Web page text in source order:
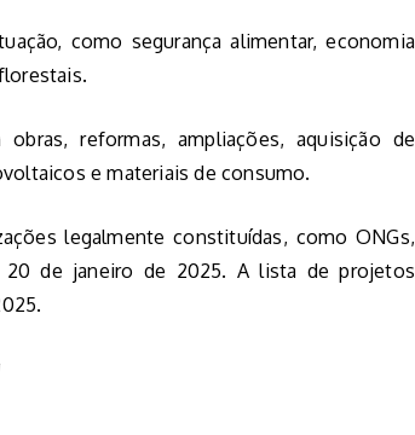
como segurança alimentar, economia
reformas, ampliações, aquisição de
e materiais de consumo.
legalmente constituídas, como ONGs,
20 de janeiro de 2025. A lista de projetos